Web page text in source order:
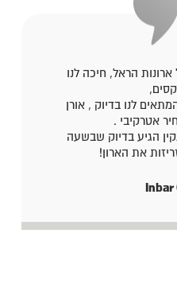
הראל, חיכה לנו
לנו בדיוק , אורן
אטרקיבי .
הגיע בדיוק שבשעה
את הארון!
Inbar